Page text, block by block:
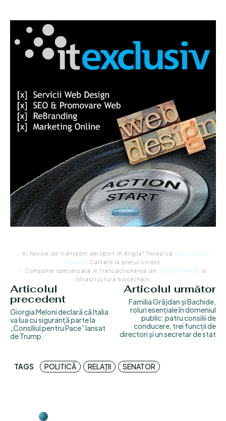
- Ai nevoie de transport aeroport in Anglia? Încearcă Airport Taxi
London. Calitate la prețul corect.
- Companie specializata in tranzactionarea de Criptomonede si
infrastructura blockchain.
Articolul
precedent
Giorgia Meloni declară că Italia
va lua cu siguranță parte la
„Consiliul pentru Pace” lansat
de Trump.
Articolul următor
Familia Grăjdan și Bachide,
roluri esențiale în domeniul
public: patru consilii de
conducere, trei funcții de
directori și un secretar de stat
TAGS POLITICĂ RELAȚII SENATOR